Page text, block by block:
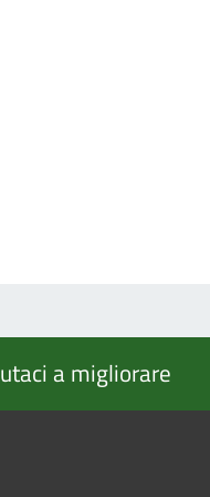
a migliorare